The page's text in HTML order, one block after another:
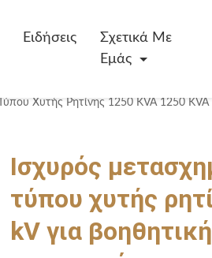
Ειδήσεις
Σχετικά Με
Εμάς
Ισχυρός
τύπου χυτής
kV για